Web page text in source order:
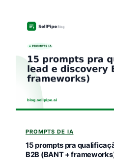
PROMPTS DE IA
15 prompts pra
B2B (BANT +